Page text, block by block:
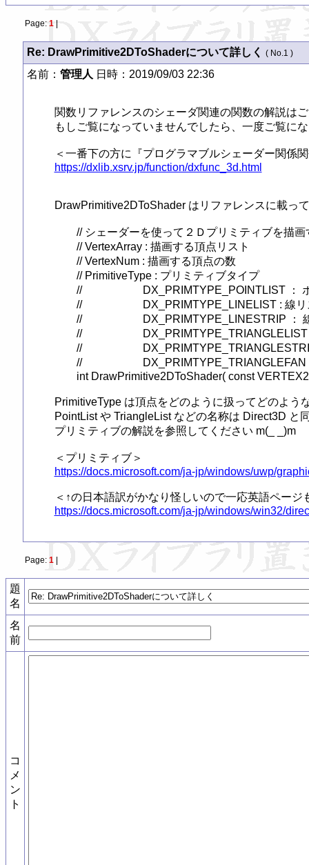
Page: 1|
Re: DrawPrimitive2DToShaderについて詳しく ( No.1 )
名前： 管理人 日時：2019/09/03 22:36
関数リファレンスのシェーダ関連の関数の解説は
もしご覧になっていませんでしたら、一度ご覧に
https://dxlib.xsrv.jp/function/dxfunc_3d.html
DrawPrimitive2DToShader はリファレンスに載っ
PrimitiveType は頂点をどのように扱ってどのよう
PointList や TriangleList などの名称は Direct3D と
プリミティブの解説を参照してください m(_ _)m
https://docs.microsoft.com/ja-jp/windows/uwp/
https://docs.microsoft.com/ja-jp/windows/win32/
Page: 1|
題
名
名
前
コ
メ
ン
ト